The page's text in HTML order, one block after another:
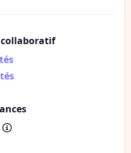
collaboratif